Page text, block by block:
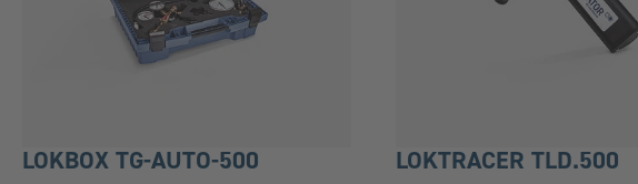
LOKBOX TG-AUTO-500 LOKTRACER TLD.500